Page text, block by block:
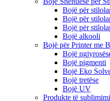
Bojë për
Bojë për
Bojë për
Bojë alkooli
Bojë për Printer me
Bojë
Bojë pigmenti
Bojë Eko
Bojë tretëse
Bojë UV
Produkte të